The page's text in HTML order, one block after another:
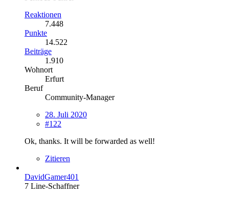
Reaktionen
7.448
Punkte
14.522
Beiträge
1.910
Wohnort
Erfurt
Beruf
Community-Manager
28. Juli 2020
#122
Ok, thanks. It will be forwarded as well!
Zitieren
DavidGamer401
7 Line-Schaffner